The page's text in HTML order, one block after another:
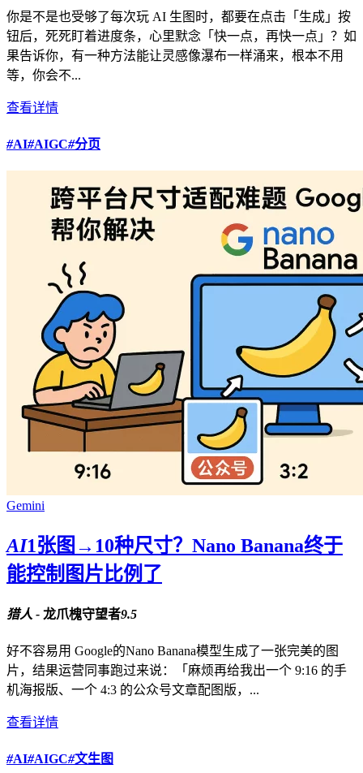
你是不是也受够了每次玩 AI 生图时，都要在点击「生成」按
钮后，死死盯着进度条，心里默念「快一点，再快一点」？如
果告诉你，有一种方法能让灵感像瀑布一样涌来，根本不用
等，你会不...
查看详情
#AI#AIGC#分页
Gemini
AI1张图→10种尺寸？Nano Banana终于
能控制图片比例了
猎人 - 龙爪槐守望者9.5
好不容易用 Google的Nano Banana模型生成了一张完美的图
片，结果运营同事跑过来说：「麻烦再给我出一个 9:16 的手
机海报版、一个 4:3 的公众号文章配图版，...
查看详情
#AI#AIGC#文生图